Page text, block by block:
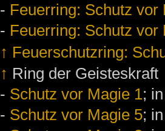
- Feuerring: Schutz vor
- Feuerring: Schutz vor
↑ Feuerschutzring:
↑ Ring der Geisteskraft
- Schutz vor Magie 1;
- Schutz vor Magie 5;